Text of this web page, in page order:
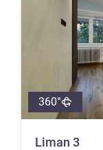
360°
Liman 3